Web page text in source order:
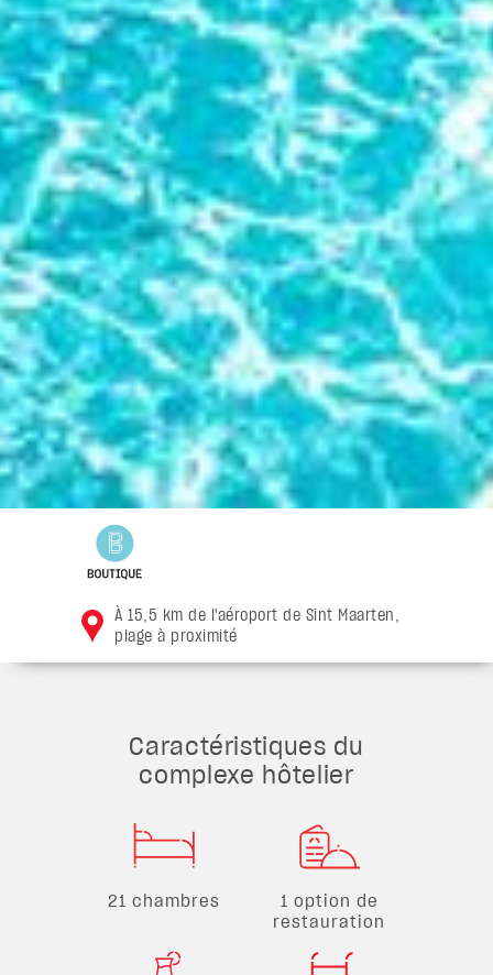
À 15,5 km de l'aéroport de Sint Maarten,
plage à proximité
Caractéristiques du
complexe hôtelier
21 chambres
1 option de
restauration